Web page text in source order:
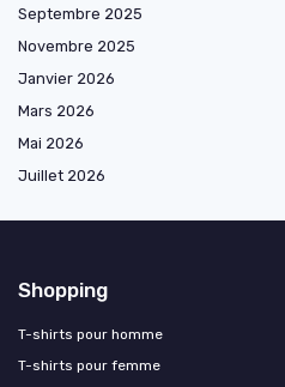
Septembre 2025
Novembre 2025
Janvier 2026
Mars 2026
Mai 2026
Juillet 2026
Shopping
T-shirts pour homme
T-shirts pour femme